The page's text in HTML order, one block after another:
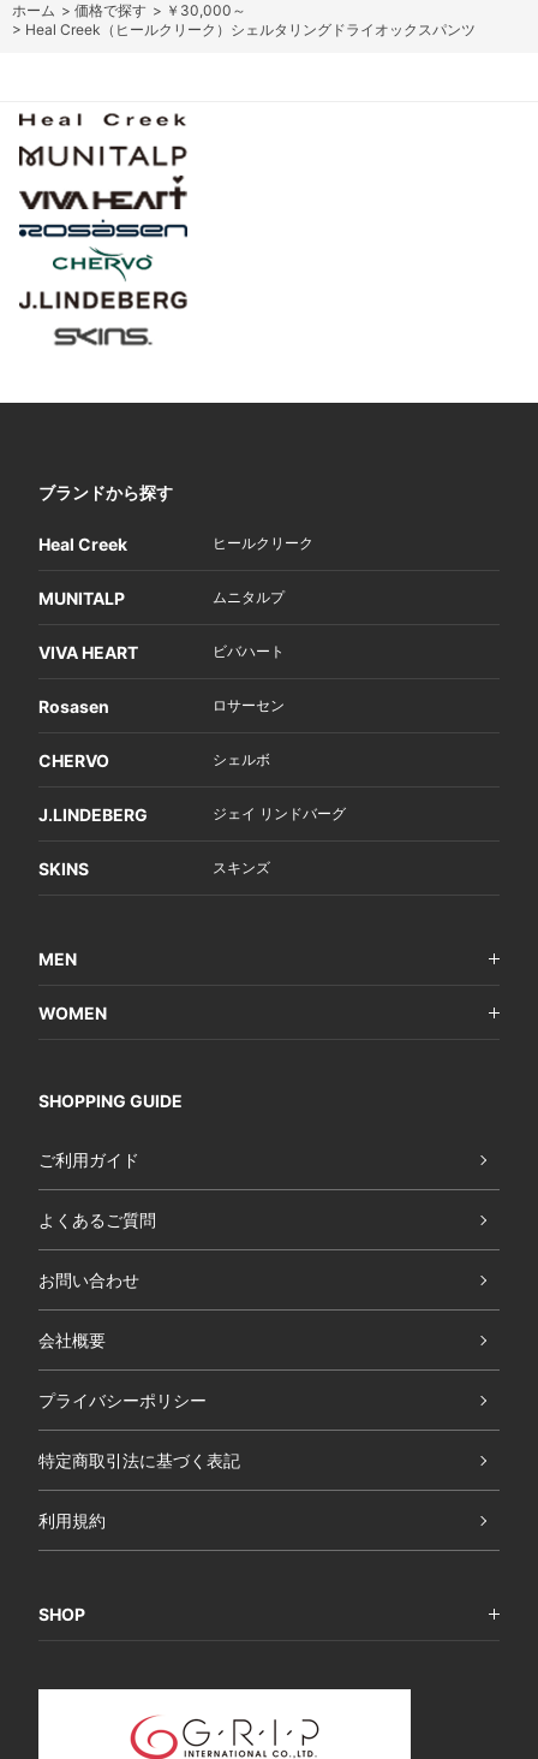
ホーム > 価格で探す > ￥30,000～
> Heal Creek（ヒールクリーク）シェルタリングドライオックスパンツ
ブランドから探す
Heal Creek ヒールクリーク
MUNITALP ムニタルプ
VIVA HEART ビバハート
Rosasen ロサーセン
CHERVO シェルボ
J.LINDEBERG ジェイ リンドバーグ
SKINS スキンズ
MEN
WOMEN
SHOPPING GUIDE
ご利用ガイド
よくあるご質問
お問い合わせ
会社概要
プライバシーポリシー
特定商取引法に基づく表記
利用規約
SHOP